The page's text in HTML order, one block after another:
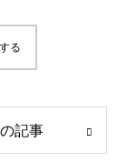
る
記事